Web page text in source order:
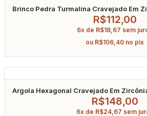
Brinco Pedra Turmalina Cravejado Em
R$112,00
6x de R$18,67 sem
ou R$106,40 no pix
Argola Hexagonal Cravejado Em
R$148,00
6x de R$24,67 sem